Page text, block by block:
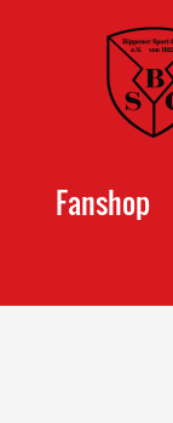
Fanshop